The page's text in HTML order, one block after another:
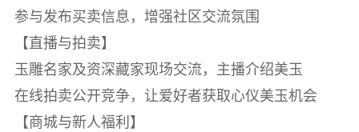
参与发布买卖信息，增强社区交流氛围
【直播与拍卖】
玉雕名家及资深藏家现场交流，主播介绍美玉
在线拍卖公开竞争，让爱好者获取心仪美玉机会
【商城与新人福利】